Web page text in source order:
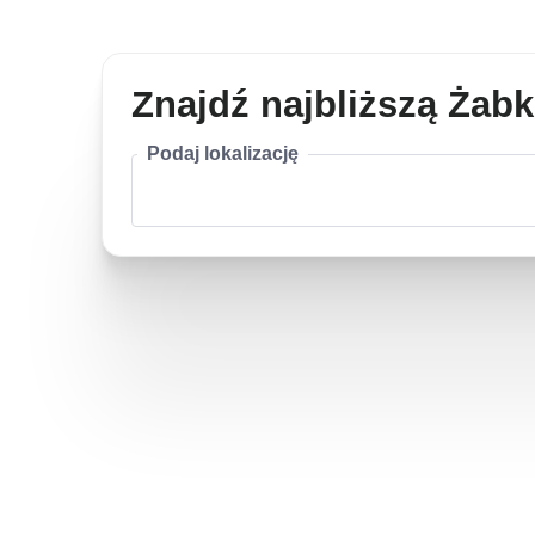
Znajdź najbliższą
Podaj lokalizację